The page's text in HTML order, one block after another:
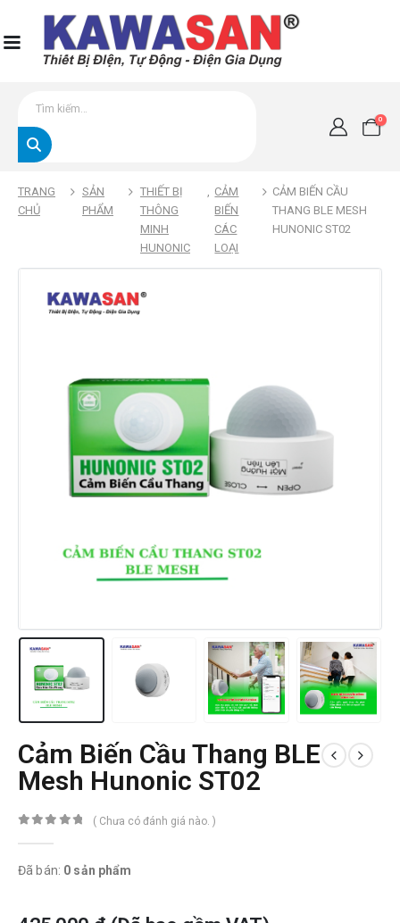
0
TRANG
CHỦ
SẢN
PHẨM
THIẾT BỊ
THÔNG
MINH
HUNONIC
, CẢM
BIẾN
CÁC
LOẠI
CẢM BIẾN CẦU
THANG BLE MESH
HUNONIC ST02
Cảm Biến Cầu Thang BLE
Mesh Hunonic ST02
( Chưa có đánh giá nào. )
Đã bán: 0 sản phẩm